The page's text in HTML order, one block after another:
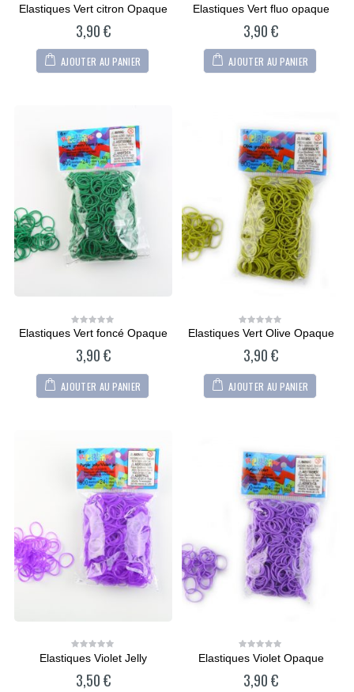
0
of
Elastiques Vert citron Opaque
3,90€
AJOUTER AU PANIER
0
of
Elastiques Vert fluo opaque
3,90€
AJOUTER AU PANIER
0
of
Elastiques Vert foncé Opaque
3,90€
AJOUTER AU PANIER
0
of
Elastiques Vert Olive Opaque
3,90€
AJOUTER AU PANIER
0
out
of
Elastiques Violet Jelly
3,50€
0
of
Elastiques Violet Opaque
3,90€